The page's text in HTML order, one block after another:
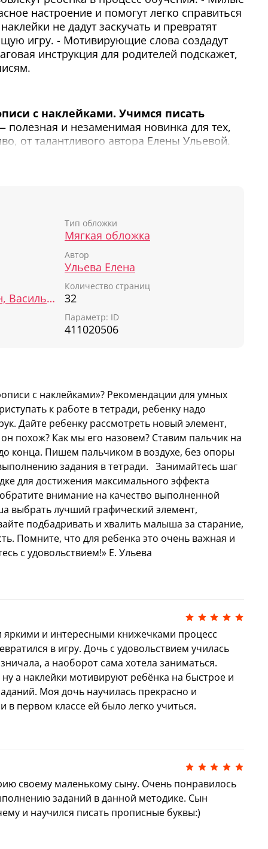
настроение и помогут легко справиться
не дадут заскучать и превратят
игру. - Мотивирующие слова создадут
инструкция для родителей подскажет,
с наклейками. Учимся писать
полезная и незаменимая новинка для тех,
от талантливого автора Елены Ульевой.
Учимся писать письменные буквы»
тетради-тренажеры, которые помогут
навыки, необходимые для успешного
познакомится с любознательным
расскажет ему, как легко запомнить
из каких элементов они состоят. Эта
основу для уверенного письма в школе. В
веселый лабиринт, который разовьет
руку к письму.
с умом, вы полностью устраните
воспроизведением текста.
— с помощью прописей с наклейками
к чтению и письму в процессе веселой
собрано 100 увлекательных игр и
— это комплексная методика обучения
6 тетрадей-тренажеров:
и линии»
линии»
для занятий: дома, в детском саду, в
в дороге.
Скачать чек-лист
автор детских книг, изданных
экземпляров, по итогам 2020 года
детских авторов России по
полную подборку всех книг
Скачать каталог книг
ЕЛЕНА УЛЬЕВА, В 2 ГОДА ЗНАЛИ
Тип обложки
Мягкая обложка
Автор
Ульева Елена
Шаякбирова Лейсан, Васильева Евгения
Количество страниц
32
Параметр: ID
411020506
с наклейками»? Рекомендации для умных
к работе в тетради, ребенку надо
Дайте ребенку рассмотреть новый элемент,
похож? Как мы его назовем? Ставим пальчик на
конца. Пишем пальчиком в воздухе, без опоры
задания в тетради. Занимайтесь шаг
для достижения максимального эффекта
внимание на качество выполненной
выбрать лучший графический элемент,
подбадривать и хвалить малыша за старание,
Помните, что для ребенка это очень важная и
с удовольствием!» Е. Ульева
и интересными книжечками процесс
в игру. Дочь с удовольствием училась
а наоборот сама хотела заниматься.
а наклейки мотивируют ребёнка на быстрое и
Моя дочь научилась прекрасно и
в первом классе ей было легко учиться.
своему маленькому сыну. Очень понравилось
заданий в данной методике. Сын
и научился писать прописные буквы:)